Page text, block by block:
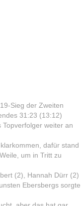
Sieg der Zweiten
31:23 (13:12)
weiter an
dafür stand
um in Tritt zu
(2), Hannah Dürr (2)
Ebersbergs sorgte